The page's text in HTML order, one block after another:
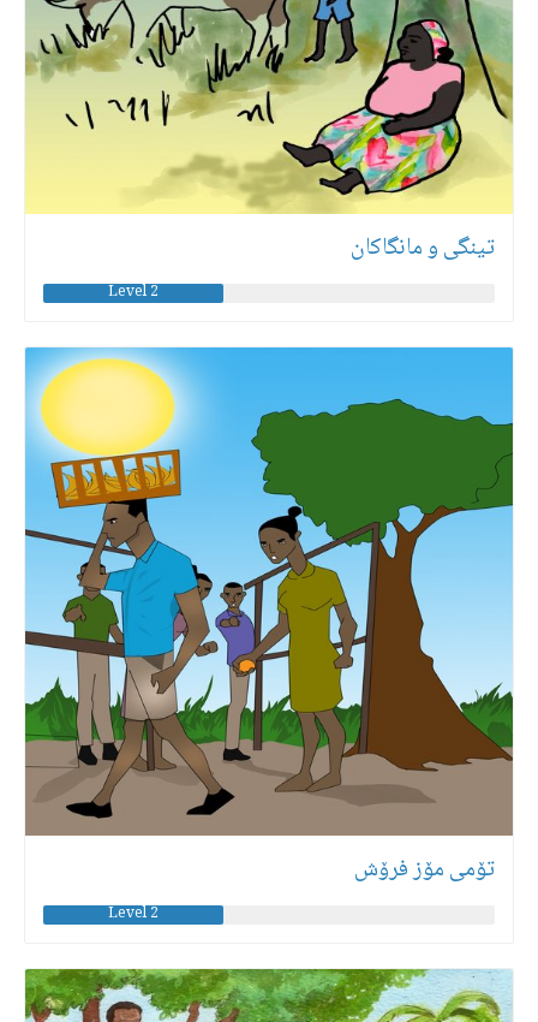
تینگی و مانگاكان
Level 2
تۆمی مۆز فرۆش
Level 2